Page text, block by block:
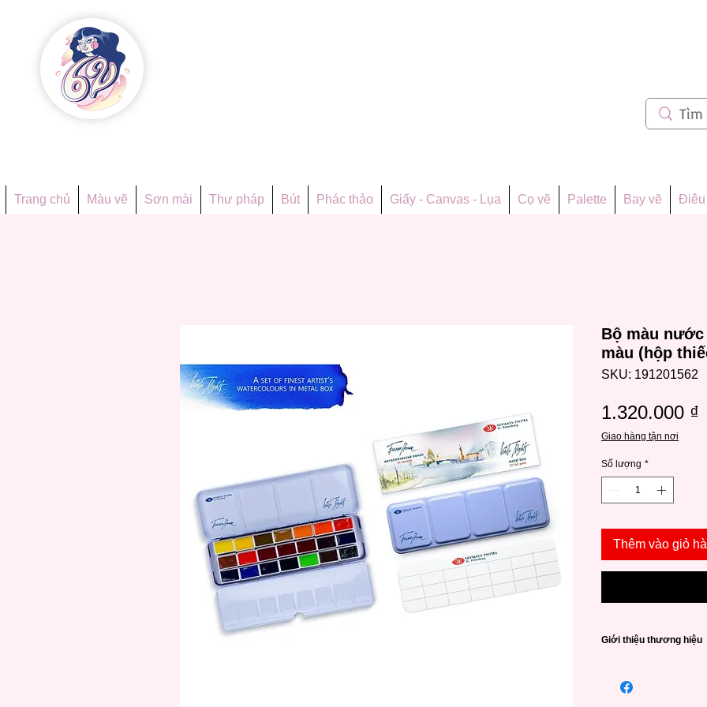
Trang chủ Màu vẽ Sơn mài Thư pháp Bút Phác thảo Giấy - Canvas - Lụa Cọ vẽ Palette Bay vẽ Điêu
Bộ màu
màu (hộp
SKU: 191201562
1.320.000 ₫
Giao hàng tận nơi
Số lượng *
Thêm vào giỏ
Giới thiệu thương hiệu
là thương hiệu nổi